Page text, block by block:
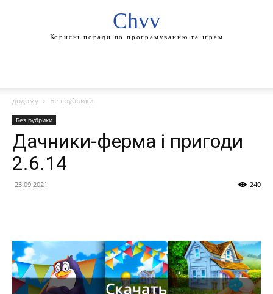
Chvv
Корисні поради по програмуванню та іграм
додому Без рубрики
Без рубрики
Дачники-ферма і пригоди
2.6.14
23.09.2021 240